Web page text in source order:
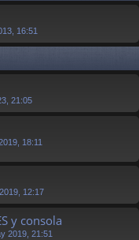
16:51
21:05
18:11
12:17
y consola
2019, 21:51